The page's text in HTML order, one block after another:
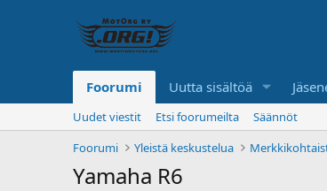
Foorumi Uutta sisältöä
Uudet viestit Etsi foorumeilta
Säännöt
Foorumi
Yleistä keskustelua
Yamaha R6